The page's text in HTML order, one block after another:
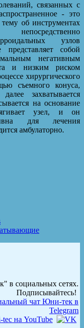
связанных с
- это
об инструментах
узлов
собой
негативным
и низким риском
хирургического
съемного конуса,
захватывается
на основание
узел, и он
для лечения
амбулаторно.
в социальных сетях.
Подписывайтесь!